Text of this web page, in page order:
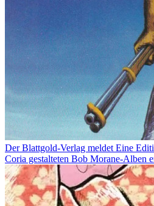
Der Blattgold-Verlag meldet Eine
Coria gestalteten Bob Morane-Alben